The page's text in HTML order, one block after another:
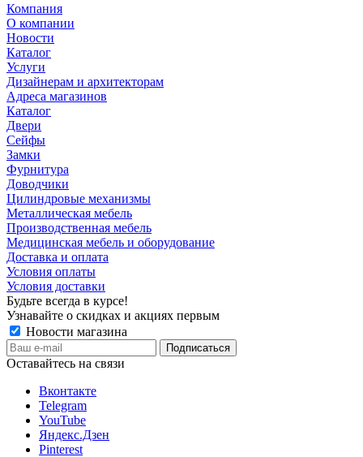
Компания
О компании
Новости
Каталог
Услуги
Дизайнерам и архитекторам
Адреса магазинов
Каталог
Двери
Сейфы
Замки
Фурнитура
Доводчики
Цилиндровые механизмы
Металлическая мебель
Производственная мебель
Медицинская мебель и оборудование
Доставка и оплата
Условия оплаты
Условия доставки
Будьте всегда в курсе!
Узнавайте о скидках и акциях первым
Новости магазина
Оставайтесь на связи
Вконтакте
Telegram
YouTube
Яндекс.Дзен
Pinterest